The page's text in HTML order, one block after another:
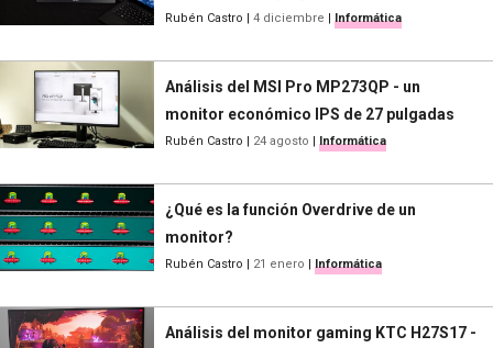
Rubén Castro | 4 diciembre | Informática
Análisis del MSI Pro MP273QP - un
monitor económico IPS de 27 pulgadas
Rubén Castro | 24 agosto | Informática
¿Qué es la función Overdrive de un
monitor?
Rubén Castro | 21 enero | Informática
Análisis del monitor gaming KTC H27S17 -